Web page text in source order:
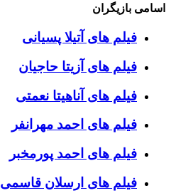
اسامی بازیگران
فیلم های آتیلا پسیانی
فیلم های آزیتا حاجیان
فیلم های آناهیتا نعمتی
فیلم های احمد مهرانفر
فیلم های احمد پورمخبر
فیلم های ارسلان قاسمی